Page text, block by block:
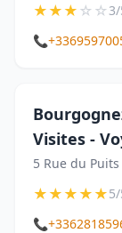
★★★☆☆3/
📞
Visites -
5 Rue du
★★★★★
📞